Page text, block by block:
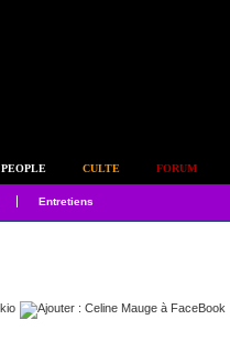
PEOPLE CULTE FORUM
Entretiens